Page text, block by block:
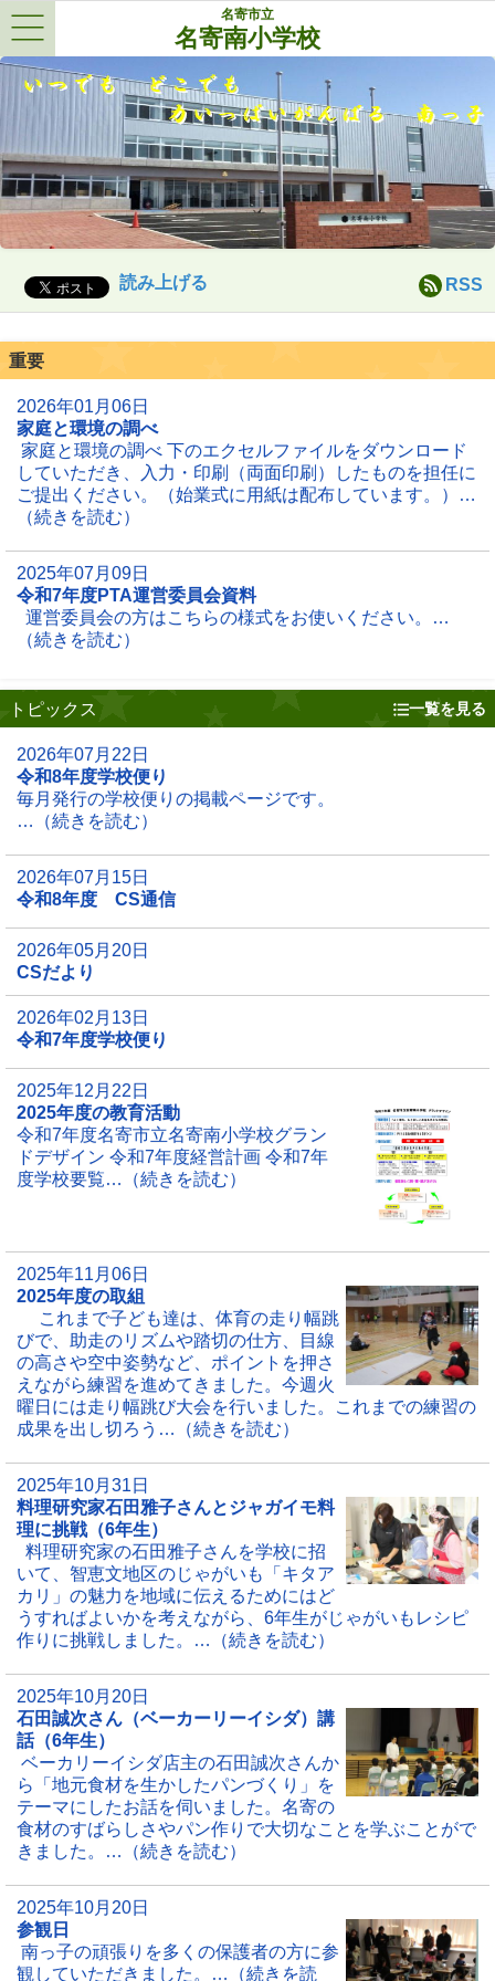
名寄市立
名寄南小学校
Menu
RSS
読み上げる
重要
2026年01月06日
家庭と環境の調べ
家庭と環境の調べ 下のエクセルファイルをダウンロード
していただき、入力・印刷（両面印刷）したものを担任に
ご提出ください。（始業式に用紙は配布しています。）…
（続きを読む）
2025年07月09日
令和7年度PTA運営委員会資料
運営委員会の方はこちらの様式をお使いください。…
（続きを読む）
トピックス 一覧を見る
2026年07月22日
令和8年度学校便り
毎月発行の学校便りの掲載ページです。
…（続きを読む）
2026年07月15日
令和8年度 CS通信
2026年05月20日
CSだより
2026年02月13日
令和7年度学校便り
2025年12月22日
2025年度の教育活動
令和7年度名寄市立名寄南小学校グラン
ドデザイン 令和7年度経営計画 令和7年
度学校要覧…（続きを読む）
2025年11月06日
2025年度の取組
これまで子ども達は、体育の走り幅跳
びで、助走のリズムや踏切の仕方、目線
の高さや空中姿勢など、ポイントを押さ
えながら練習を進めてきました。今週火
曜日には走り幅跳び大会を行いました。これまでの練習の
成果を出し切ろう…（続きを読む）
2025年10月31日
料理研究家石田雅子さんとジャガイモ料
理に挑戦（6年生）
料理研究家の石田雅子さんを学校に招
いて、智恵文地区のじゃがいも「キタア
カリ」の魅力を地域に伝えるためにはど
うすればよいかを考えながら、6年生がじゃがいもレシピ
作りに挑戦しました。…（続きを読む）
2025年10月20日
石田誠次さん（ベーカーリーイシダ）講
話（6年生）
ベーカリーイシダ店主の石田誠次さんか
ら「地元食材を生かしたパンづくり」を
テーマにしたお話を伺いました。名寄の
食材のすばらしさやパン作りで大切なことを学ぶことがで
きました。…（続きを読む）
2025年10月20日
参観日
南っ子の頑張りを多くの保護者の方に参
観していただきました。…（続きを読